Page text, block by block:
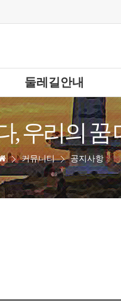
둘레길안내
, 우리의 꿈
커뮤니티 공지사항